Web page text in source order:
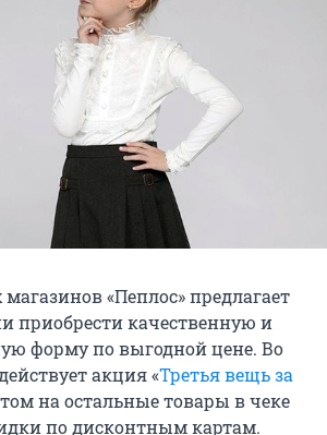
«Пеплос» предлагает
приобрести качественную и
форму по выгодной цене. Во
акция «Третья вещь за
на остальные товары в чеке
по дисконтным картам.